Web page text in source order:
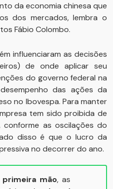
da economia chinesa que
dos mercados, lembra o
Fábio Colombo.
influenciaram as decisões
de onde aplicar seu
do governo federal na
das ações da
no Ibovespa. Para manter
tem sido proibida de
as oscilações do
disso é que o lucro da
no decorrer do ano.
primeira mão, as